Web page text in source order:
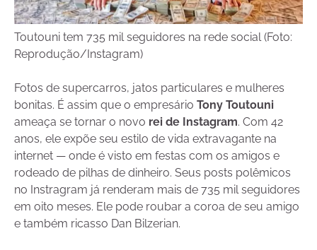
Toutouni tem 735 mil seguidores na rede social (Foto:
Reprodução/Instagram)
Fotos de supercarros, jatos particulares e mulheres
bonitas. É assim que o empresário Tony Toutouni
ameaça se tornar o novo rei de Instagram. Com 42
anos, ele expõe seu estilo de vida extravagante na
internet — onde é visto em festas com os amigos e
rodeado de pilhas de dinheiro. Seus posts polêmicos
no Instragram já renderam mais de 735 mil seguidores
em oito meses. Ele pode roubar a coroa de seu amigo
e também ricasso Dan Bilzerian.